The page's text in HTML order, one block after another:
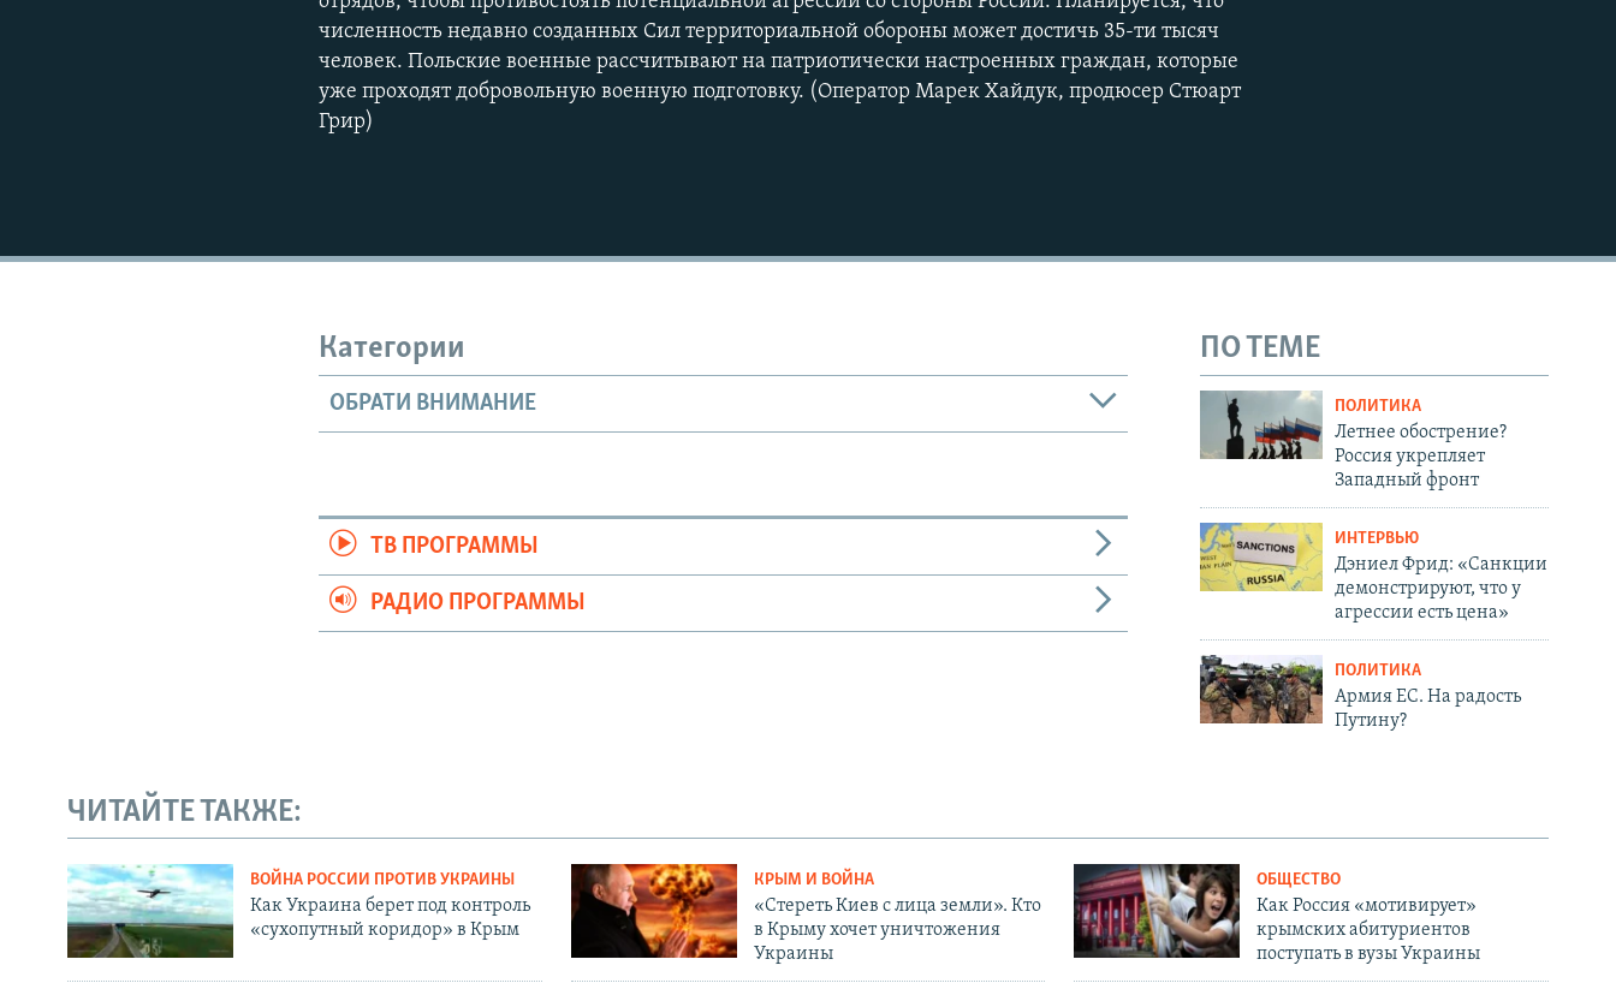
численность недавно созданных Сил территориальной обороны может достичь 35-ти тысяч
человек. Польские военные рассчитывают на патриотически настроенных граждан, которые
уже проходят добровольную военную подготовку. (Оператор Марек Хайдук, продюсер Стюарт
Грир)
ПО ТЕМЕ
ПОЛИТИКА
Летнее обострение?
Россия укрепляет
Западный фронт
ИНТЕРВЬЮ
Дэниел Фрид: «Санкции
демонстрируют, что у
агрессии есть цена»
ПОЛИТИКА
Армия ЕС. На радость
Путину?
Категории
ОБРАТИ ВНИМАНИЕ
ТВ ПРОГРАММЫ
РАДИО ПРОГРАММЫ
ЧИТАЙТЕ ТАКЖЕ:
ВОЙНА РОССИИ ПРОТИВ УКРАИНЫ
Как Украина берет под контроль
«сухопутный коридор» в Крым
КРЫМ И ВОЙНА
«Стереть Киев с лица земли». Кто
в Крыму хочет уничтожения
Украины
ОБЩЕСТВО
Как Россия «мотивирует»
крымских абитуриентов
поступать в вузы Украины